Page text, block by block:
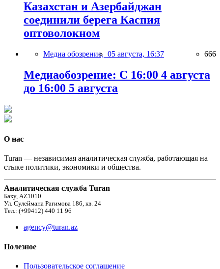
Казахстан и Азербайджан
соединили берега Каспия
оптоволокном
Медиа обозрение, 05 августа, 16:37 666
Медиаобозрение: С 16:00 4 августа
до 16:00 5 августа
О нас
Turan — независимая аналитическая служба, работающая на
стыке политики, экономики и общества.
Аналитическая служба Turan
Баку, AZ1010
Ул. Сулеймана Рагимова 186, кв. 24
Тел.: (+99412) 440 11 96
agency@turan.az
Полезное
Пользовательское соглашение